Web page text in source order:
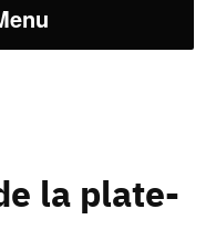
la plate-